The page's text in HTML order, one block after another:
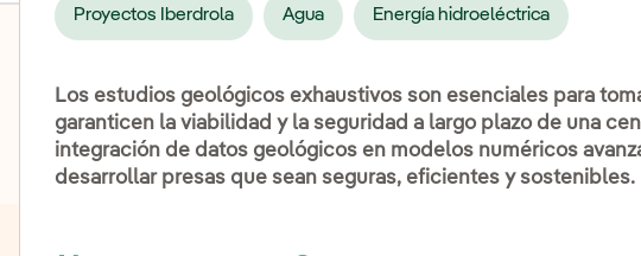
Alternar el submenú para Eólica terrestre
Proyectos Iberdrola Agua Energía hidroeléctrica
Los estudios geológicos exhaustivos son esenciales para
garanticen la viabilidad y la seguridad a largo plazo de una
integración de datos geológicos en modelos numéricos
desarrollar presas que sean seguras, eficientes y sostenibles.